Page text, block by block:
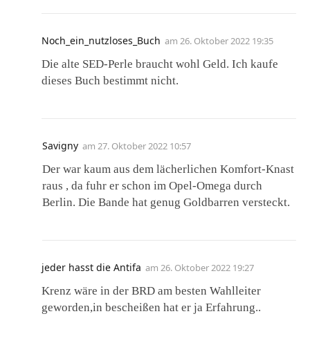
Noch_ein_nutzloses_Buch am 26. Oktober 2022 19:35
Die alte SED-Perle braucht wohl Geld. Ich kaufe
dieses Buch bestimmt nicht.
Savigny am 27. Oktober 2022 10:57
Der war kaum aus dem lächerlichen Komfort-Knast
raus , da fuhr er schon im Opel-Omega durch
Berlin. Die Bande hat genug Goldbarren versteckt.
jeder hasst die Antifa am 26. Oktober 2022 19:27
Krenz wäre in der BRD am besten Wahlleiter
geworden,in bescheißen hat er ja Erfahrung..